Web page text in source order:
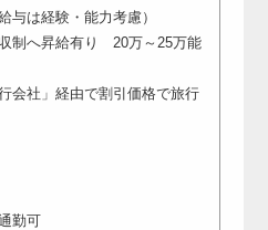
与は経験・能力考慮）
制へ昇給有り 20万～25万能
会社」経由で割引価格で旅行
勤可